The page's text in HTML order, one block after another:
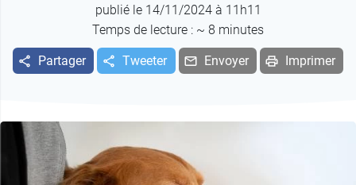
publié le 14/11/2024 à 11h11
Temps de lecture : ~ 8 minutes
Partager Tweeter Envoyer Imprimer